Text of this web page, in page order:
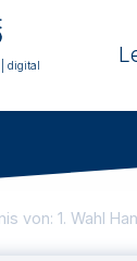
digital
von: 1. Wahl